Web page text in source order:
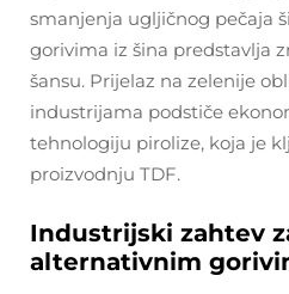
smanjenja ugljičnog pečaja
gorivima iz šina predstavlja
šansu. Prijelaz na zelenije
industrijama podstiče
tehnologiju pirolize, koja je
proizvodnju TDF.
Industrijski zahtev
alternativnim